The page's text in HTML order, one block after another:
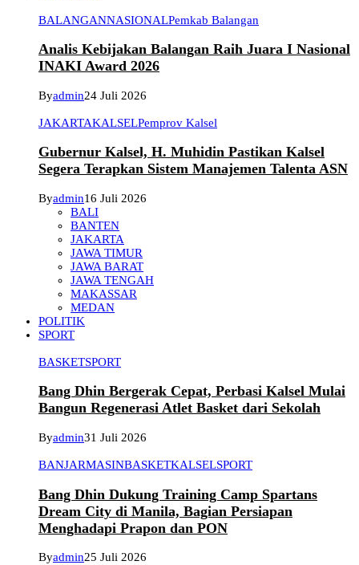
BALANGANNASIONALPemkab Balangan
Analis Kebijakan Balangan Raih Juara I Nasional
INAKI Award 2026
Byadmin24 Juli 2026
JAKARTAKALSELPemprov Kalsel
Gubernur Kalsel, H. Muhidin Pastikan Kalsel
Segera Terapkan Sistem Manajemen Talenta ASN
Byadmin16 Juli 2026
BALI
BANTEN
JAKARTA
JAWA TIMUR
JAWA BARAT
JAWA TENGAH
MAKASSAR
MEDAN
POLITIK
SPORT
BASKETSPORT
Bang Dhin Bergerak Cepat, Perbasi Kalsel Mulai
Bangun Regenerasi Atlet Basket dari Sekolah
Byadmin31 Juli 2026
BANJARMASINBASKETKALSELSPORT
Bang Dhin Dukung Training Camp Spartans
Dream City di Manila, Bagian Persiapan
Menghadapi Prapon dan PON
Byadmin25 Juli 2026